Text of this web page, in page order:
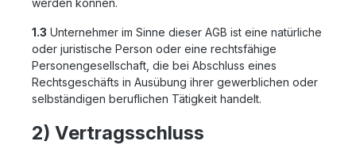
werden können.
1.3 Unternehmer im Sinne dieser AGB ist eine natürliche
oder juristische Person oder eine rechtsfähige
Personengesellschaft, die bei Abschluss eines
Rechtsgeschäfts in Ausübung ihrer gewerblichen oder
selbständigen beruflichen Tätigkeit handelt.
2) Vertragsschluss